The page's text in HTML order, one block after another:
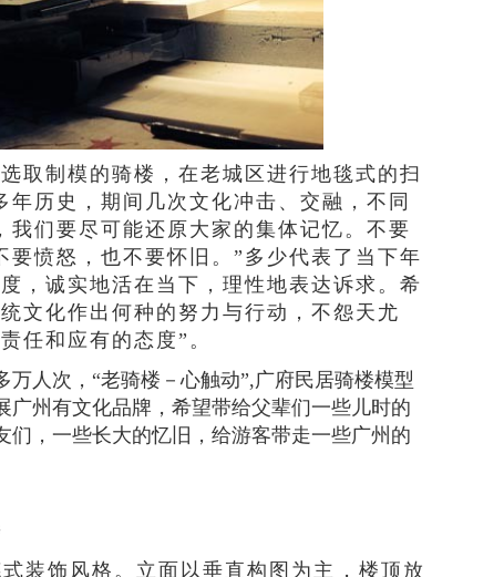
取制模的骑楼，在老城区进行地毯式的扫
历史，期间几次文化冲击、交融，不同
们要尽可能还原大家的集体记忆。不要
愤怒，也不要怀旧。”多少代表了当下年
，诚实地活在当下，理性地表达诉求。希
文化作出何种的努力与行动，不怨天尤
任和应有的态度”。
人次，“老骑楼－心触动”,广府民居骑楼模型
州有文化品牌，希望带给父辈们一些儿时的
，一些长大的忆旧，给游客带走一些广州的
装饰风格。立面以垂直构图为主，楼顶放